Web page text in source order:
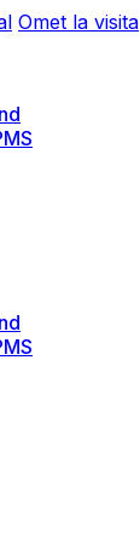
Omet la visita